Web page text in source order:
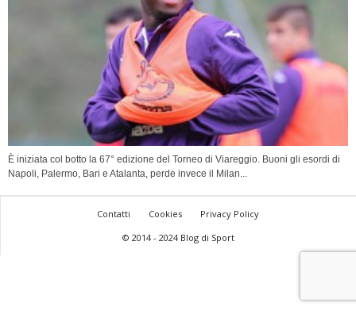
È iniziata col botto la 67° edizione del Torneo di Viareggio. Buoni gli esordi di
Napoli, Palermo, Bari e Atalanta, perde invece il Milan...
Contatti Cookies
Privacy Policy
© 2014 - 2024 Blog di Sport